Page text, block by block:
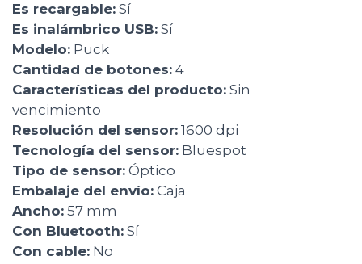
Es recargable: Sí
Es inalámbrico USB: Sí
Modelo: Puck
Cantidad de botones: 4
Características del producto: Sin
vencimiento
Resolución del sensor: 1600 dpi
Tecnología del sensor: Bluespot
Tipo de sensor: Óptico
Embalaje del envío: Caja
Ancho: 57 mm
Con Bluetooth: Sí
Con cable: No